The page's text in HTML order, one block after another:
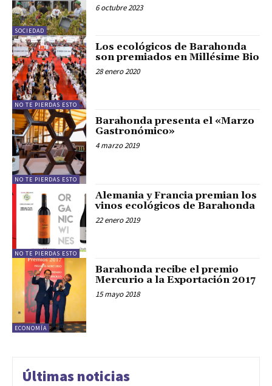
SOCIEDAD
6 octubre 2023
NO TE PIERDAS ESTO
Los ecológicos de Barahonda
son premiados en Millésime Bio
28 enero 2020
NO TE PIERDAS ESTO
Barahonda presenta el «Marzo
Gastronómico»
4 marzo 2019
NO TE PIERDAS ESTO
Alemania y Francia premian los
vinos ecológicos de Barahonda
22 enero 2019
ECONOMÍA
Barahonda recibe el premio
Mercurio a la Exportación 2017
15 mayo 2018
Últimas noticias